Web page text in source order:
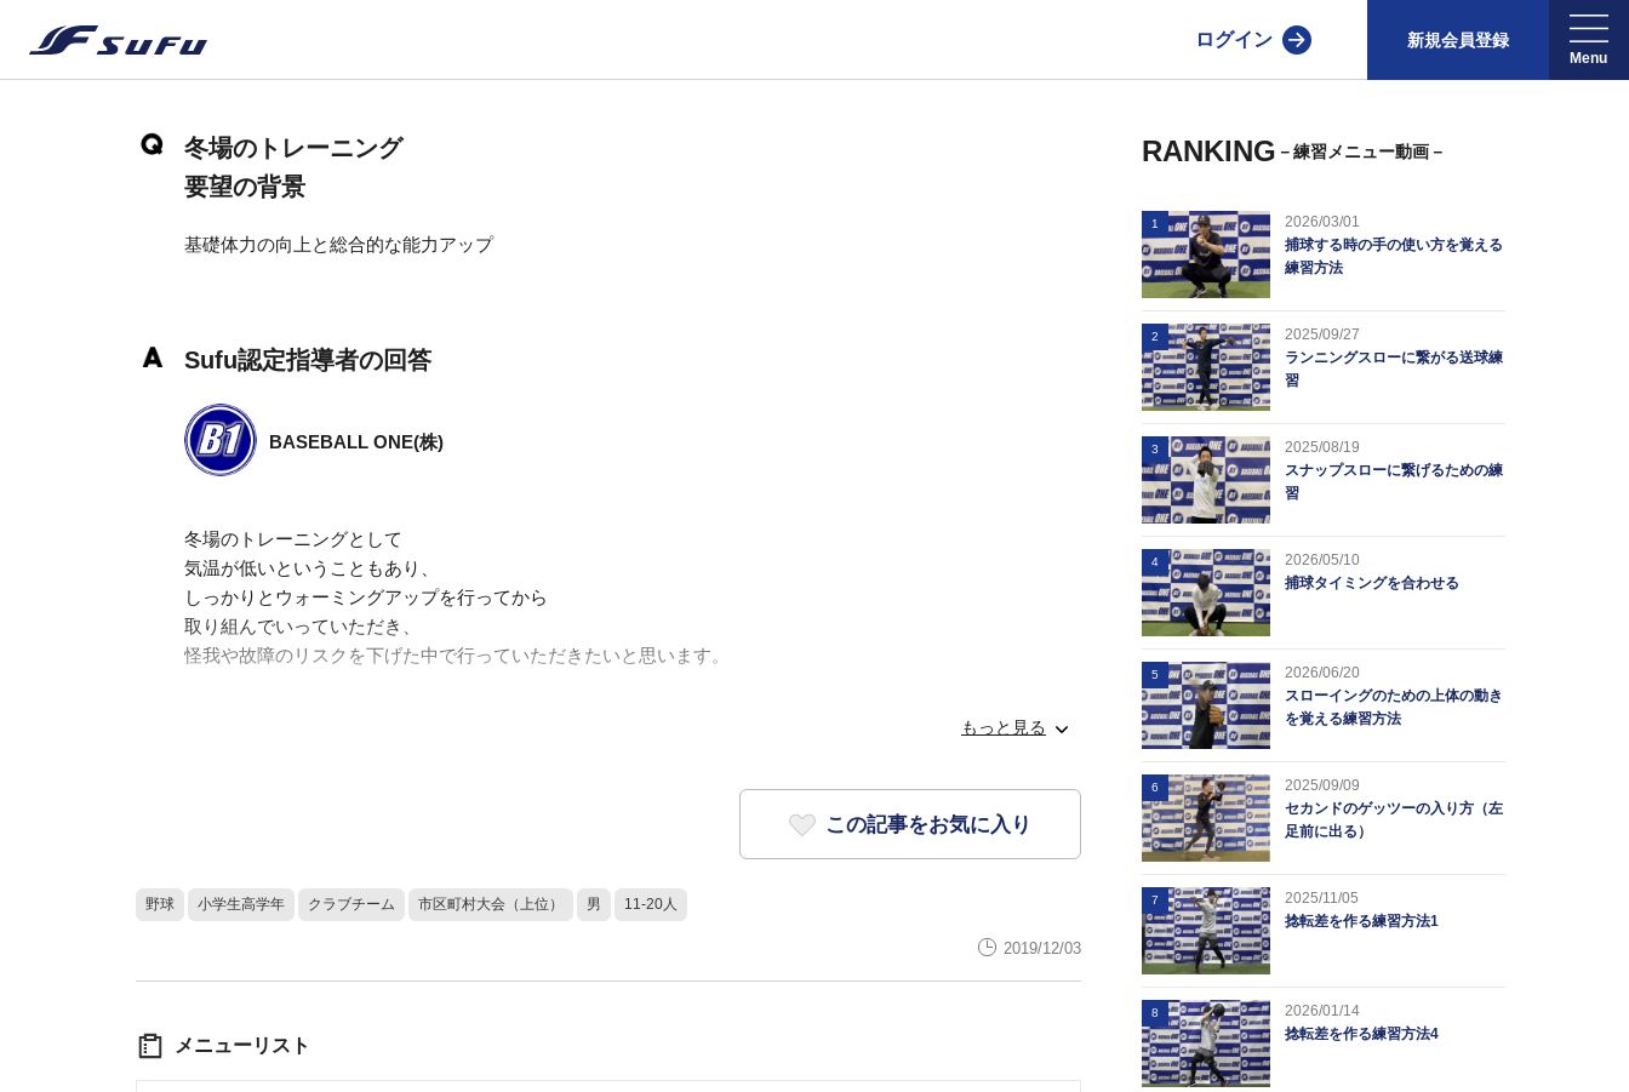
ログイン 新規会員登録
冬場のトレーニング
要望の背景
基礎体力の向上と総合的な能力アップ
Sufu認定指導者の回答
BASEBALL ONE(株)
もっと見る
冬場のトレーニングとして
気温が低いということもあり、
しっかりとウォーミングアップを行ってから
取り組んでいっていただき、
怪我や故障のリスクを下げた中で行っていただきたいと思います。
しっかりと意図と目的を理解した上で
この記事をお気に入り
野球 小学生高学年 クラブチーム 市区町村大会（上位） 男 11-20人
2019/12/03
メニューリスト
RANKING －練習メニュー動画－
1
2026/03/01
捕球する時の手の使い方を覚える
練習方法
2
2025/09/27
ランニングスローに繋がる送球練
習
3
2025/08/19
スナップスローに繋げるための練
習
4
2026/05/10
捕球タイミングを合わせる
5
2026/06/20
スローイングのための上体の動き
を覚える練習方法
6
2025/09/09
セカンドのゲッツーの入り方（左
足前に出る）
7
2025/11/05
捻転差を作る練習方法1
8
2026/01/14
捻転差を作る練習方法4